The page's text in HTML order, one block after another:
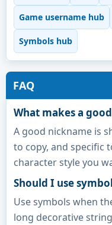
Game username hub
Symbols hub
FAQ
What makes a
A good nickname is
to copy, and specific
character style you
Should I use
Use symbols when
long decorative